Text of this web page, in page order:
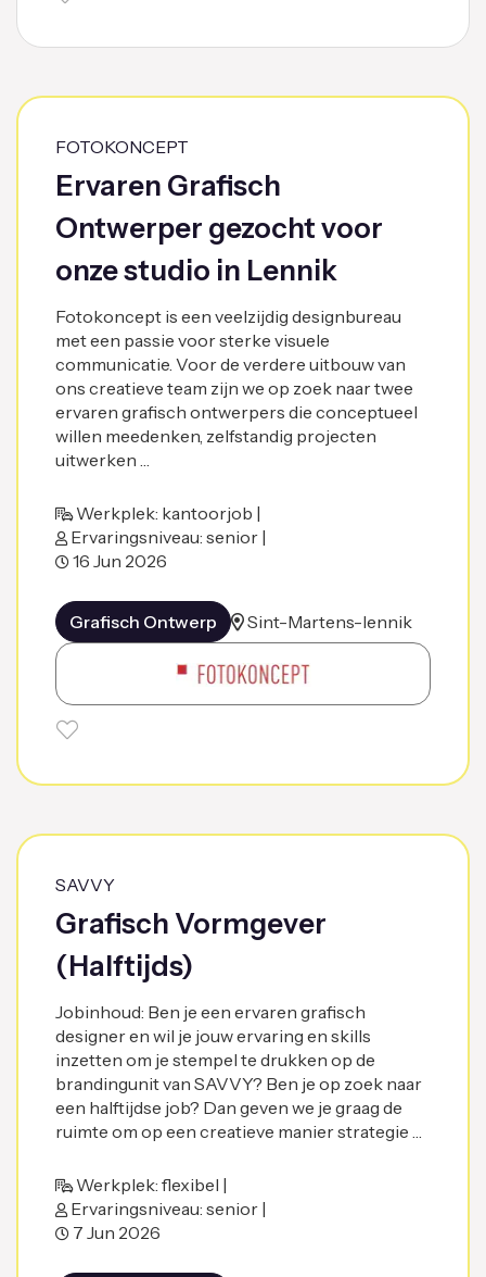
FOTOKONCEPT
Ervaren Grafisch
Ontwerper gezocht voor
onze studio in Lennik
Fotokoncept is een veelzijdig designbureau
met een passie voor sterke visuele
communicatie. Voor de verdere uitbouw van
ons creatieve team zijn we op zoek naar twee
ervaren grafisch ontwerpers die conceptueel
willen meedenken, zelfstandig projecten
uitwerken …
Werkplek: kantoorjob |
Ervaringsniveau: senior |
16 Jun 2026
Grafisch Ontwerp Sint-Martens-lennik
SAVVY
Grafisch Vormgever
(Halftijds)
Jobinhoud: Ben je een ervaren grafisch
designer en wil je jouw ervaring en skills
inzetten om je stempel te drukken op de
brandingunit van SAVVY? Ben je op zoek naar
een halftijdse job? Dan geven we je graag de
ruimte om op een creatieve manier strategie …
Werkplek: flexibel |
Ervaringsniveau: senior |
7 Jun 2026